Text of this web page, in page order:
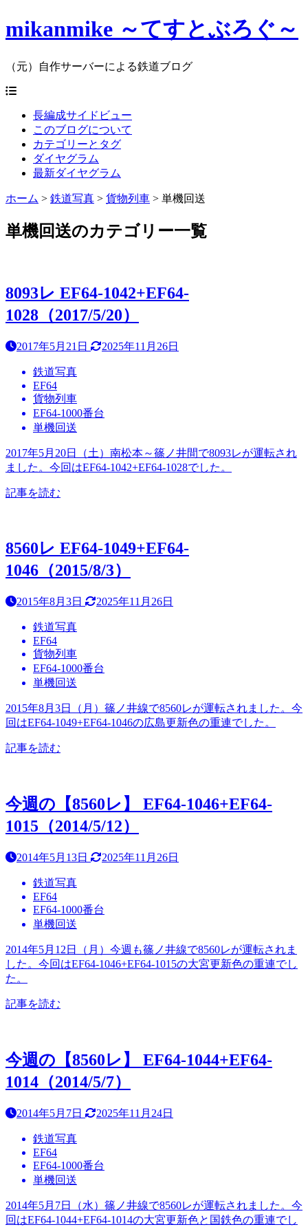
mikanmike ～てすとぶろぐ～
（元）自作サーバーによる鉄道ブログ
長編成サイドビュー
このブログについて
カテゴリーとタグ
ダイヤグラム
最新ダイヤグラム
ホーム > 鉄道写真 > 貨物列車 > 単機回送
単機回送のカテゴリー一覧
8093レ EF64-1042+EF64-
1028（2017/5/20）
2017年5月21日 2025年11月26日
鉄道写真
EF64
貨物列車
EF64-1000番台
単機回送
2017年5月20日（土）南松本～篠ノ井間で8093レが運転され
ました。今回はEF64-1042+EF64-1028でした。
記事を読む
8560レ EF64-1049+EF64-
1046（2015/8/3）
2015年8月3日 2025年11月26日
鉄道写真
EF64
貨物列車
EF64-1000番台
単機回送
2015年8月3日（月）篠ノ井線で8560レが運転されました。今
回はEF64-1049+EF64-1046の広島更新色の重連でした。
記事を読む
今週の【8560レ】 EF64-1046+EF64-
1015（2014/5/12）
2014年5月13日 2025年11月26日
鉄道写真
EF64
EF64-1000番台
単機回送
2014年5月12日（月）今週も篠ノ井線で8560レが運転されま
した。今回はEF64-1046+EF64-1015の大宮更新色の重連でし
た。
記事を読む
今週の【8560レ】 EF64-1044+EF64-
1014（2014/5/7）
2014年5月7日 2025年11月24日
鉄道写真
EF64
EF64-1000番台
単機回送
2014年5月7日（水）篠ノ井線で8560レが運転されました。今
回はEF64-1044+EF64-1014の大宮更新色と国鉄色の重連でし